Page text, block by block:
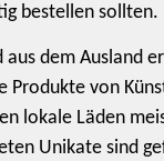
bestellen sollten.
aus dem Ausland
Produkte von
lokale Läden
Unikate sind